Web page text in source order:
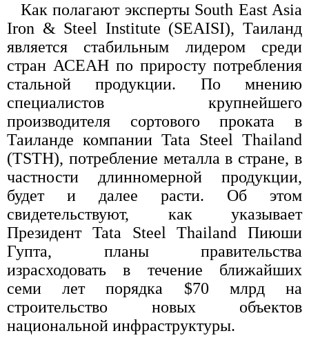
Как полагают эксперты South East Asia
Iron & Steel Institute (SEAISI), Таиланд
является стабильным лидером среди
стран АСЕАН по приросту потребления
стальной продукции. По мнению
специалистов крупнейшего
производителя сортового проката в
Таиланде компании Tata Steel Thailand
(TSTH), потребление металла в стране, в
частности длинномерной продукции,
будет и далее расти. Об этом
свидетельствуют, как указывает
Президент Tata Steel Thailand Пиюши
Гупта, планы правительства
израсходовать в течение ближайших
семи лет порядка $70 млрд на
строительство новых объектов
национальной инфраструктуры.